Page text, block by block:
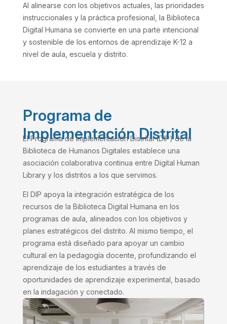
Al alinearse con los objetivos actuales, las prioridades
instruccionales y la práctica profesional, la Biblioteca
Digital Humana se convierte en una parte intencional
y sostenible de los entornos de aprendizaje K-12 a
nivel de aula, escuela y distrito.
Programa de
Implementación Distrital
El Programa de Implementación Distrital (DIP) de la
Biblioteca de Humanos Digitales establece una
asociación colaborativa continua entre Digital Human
Library y los distritos a los que servimos.
El DIP apoya la integración estratégica de los
recursos de la Biblioteca Digital Humana en los
programas de aula, alineados con los objetivos y
planes estratégicos del distrito. Al mismo tiempo, el
programa está diseñado para apoyar un cambio
cultural en la pedagogía docente, profundizando el
aprendizaje de los estudiantes a través de
oportunidades de aprendizaje experimental, basado
en la indagación y conectado.